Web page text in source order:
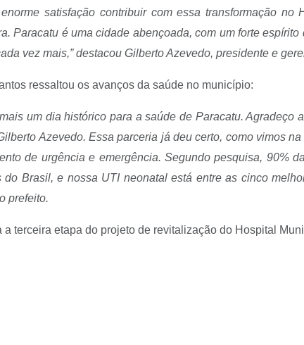
enorme satisfação contribuir com essa transformação
Paracatu é uma cidade abençoada, com um forte
vez mais,”destacou Gilberto Azevedo, presidente e
ressaltou os avanços da saúde no município:
um dia histórico para a saúde de Paracatu.
Azevedo. Essa parceria já deu certo, como vimos
de urgência e emergência. Segundo pesquisa, 90%
do Brasil, e nossa UTI neonatal está entre as cinco
prefeito.
a terceira etapa do projeto de revitalização do Hospital